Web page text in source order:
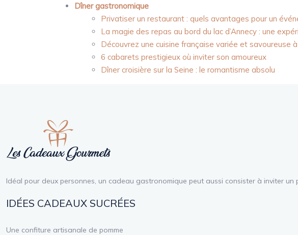
Dîner gastronomique
Privatiser un restaurant : quels avantages pour un
La magie des repas au bord du lac d’Annecy : une
Découvrez une cuisine française variée et savoureuse
6 cabarets prestigieux où inviter son amoureux
Dîner croisière sur la Seine : le romantisme absolu
Idéal pour deux personnes, un cadeau gastronomique peut aussi consister à inviter
IDÉES CADEAUX SUCRÉES
Une confiture artisanale de pomme